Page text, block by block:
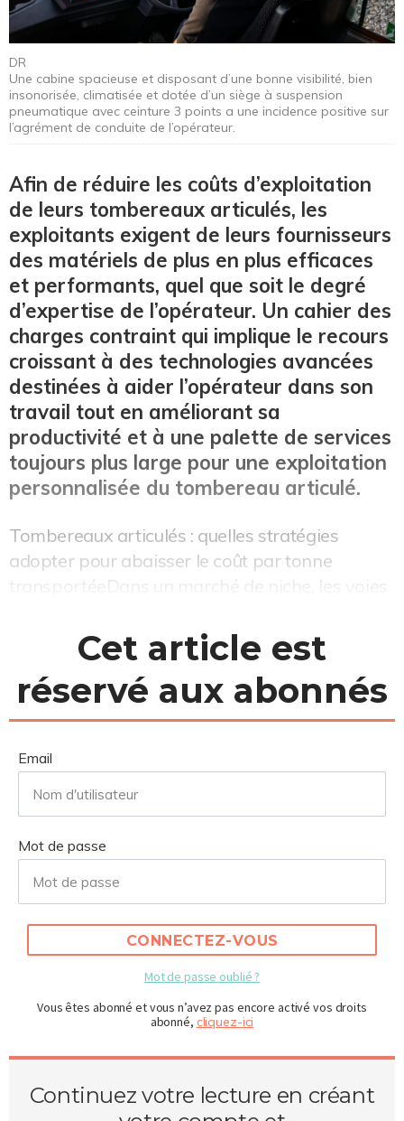
DR
Une cabine spacieuse et disposant d’une bonne visibilité, bien
insonorisée, climatisée et dotée d’un siège à suspension
pneumatique avec ceinture 3 points a une incidence positive sur
l’agrément de conduite de l’opérateur.
Afin de réduire les coûts d’exploitation
de leurs tombereaux articulés, les
exploitants exigent de leurs fournisseurs
des matériels de plus en plus efficaces
et performants, quel que soit le degré
d’expertise de l’opérateur. Un cahier des
charges contraint qui implique le recours
croissant à des technologies avancées
destinées à aider l’opérateur dans son
travail tout en améliorant sa
productivité et à une palette de services
toujours plus large pour une exploitation
personnalisée du tombereau articulé.
Tombereaux articulés : quelles stratégies
adopter pour abaisser le coût par tonne
transportéeDans un marché de niche, les voies
Chez Komatsu, l’informatique embarquée
contribue à la réduction des coûts d’exploitation
en aidant à gérer les activités de manière
Cet article est
réservé aux abonnés
Email
Mot de passe
CONNECTEZ-VOUS
Mot de passe oublié ?
Vous êtes abonné et vous n’avez pas encore activé vos droits
abonné, cliquez-ici
Continuez votre lecture en créant